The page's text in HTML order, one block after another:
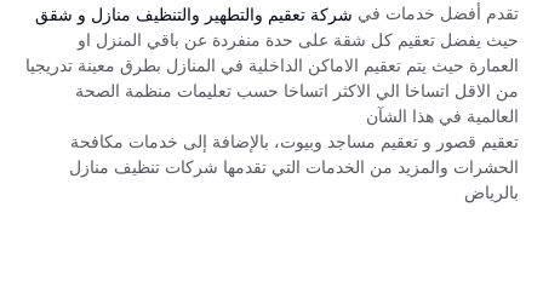
تقدم أفضل خدمات في شركة تعقيم والتطهير والتنظيف منازل و شقق
حيث يفضل تعقيم كل شقة على حدة منفردة عن باقي المنزل او
العمارة حيث يتم تعقيم الاماكن الداخلية في المنازل بطرق معينة تدريجيا
من الاقل اتساخا الي الاكثر اتساخا حسب تعليمات منظمة الصحة
العالمية في هذا الشآن
تعقيم قصور و تعقيم مساجد وبيوت، بالإضافة إلى خدمات مكافحة
الحشرات والمزيد من الخدمات التي تقدمها شركات تنظيف منازل
بالرياض